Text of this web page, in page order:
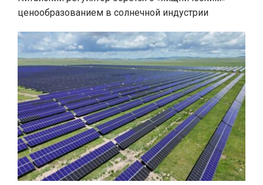
ценообразованием в солнечной индустрии